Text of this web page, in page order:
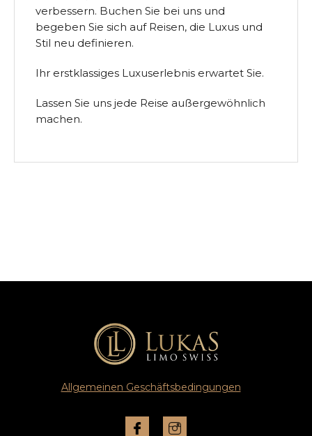
verbessern. Buchen Sie bei uns und
begeben Sie sich auf Reisen, die Luxus und
Stil neu definieren.
Ihr erstklassiges Luxuserlebnis erwartet Sie.
Lassen Sie uns jede Reise außergewöhnlich
machen.
Allgemeinen Geschäftsbedingungen